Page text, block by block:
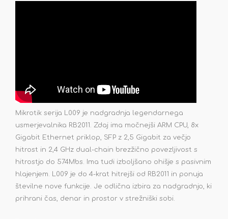
Mikrotik serija L009 je nadgradnja legendarnega
usmerjevalnika RB2011. Zdaj ima močnejši ARM CPU, 8x
Gigabit Ethernet priklop, SFP z 2,5 Gigabit za večjo
hitrost in 2,4 GHz dual-chain brezžično povezljivost s
hitrostjo do 574Mbs. Ima tudi izboljšano ohišje s pasivnim
hlajenjem. L009 je do 4-krat hitrejši od RB2011 in ponuja
številne nove funkcije. Je odlična izbira za nadgradnjo, ki
prihrani čas, denar in prostor v strežniški sobi.